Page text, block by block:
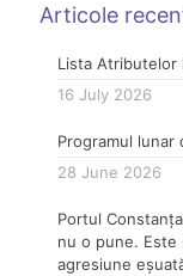
Articole
Lista Atributelor
16 July 2026
Programul
28 June 2026
Portul
nu o pune. Este
agresiune